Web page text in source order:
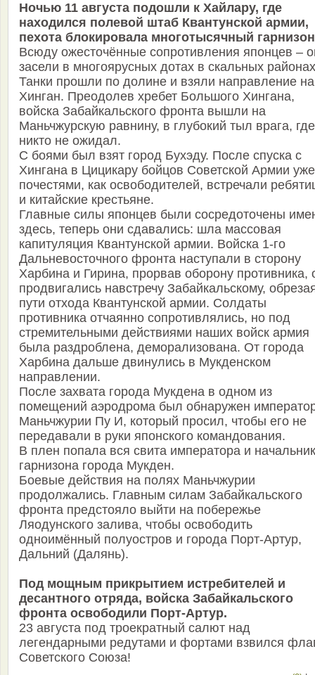
Ночью 11 августа подошли к Хайлару, где
находился полевой штаб Квантунской армии,
пехота блокировала многотысячный
Всюду ожесточённые сопротивления японцев –
засели в многоярусных дотах в скальных
Танки прошли по долине и взяли направление на
Хинган. Преодолев хребет Большого Хингана,
войска Забайкальского фронта вышли на
Маньчжурскую равнину, в глубокий тыл врага,
никто не ожидал.
С боями был взят город Бухэду. После спуска с
Хингана в Цицикару бойцов Советской Армии
почестями, как освободителей, встречали
и китайские крестьяне.
Главные силы японцев были сосредоточены
здесь, теперь они сдавались: шла массовая
капитуляция Квантунской армии. Войска 1-го
Дальневосточного фронта наступали в сторону
Харбина и Гирина, прорвав оборону противника,
продвигались навстречу Забайкальскому,
пути отхода Квантунской армии. Солдаты
противника отчаянно сопротивлялись, но под
стремительными действиями наших войск армия
была раздроблена, деморализована. От города
Харбина дальше двинулись в Мукденском
направлении.
После захвата города Мукдена в одном из
помещений аэродрома был обнаружен
Маньчжурии Пу И, который просил, чтобы его не
передавали в руки японского командования.
В плен попала вся свита императора и
гарнизона города Мукден.
Боевые действия на полях Маньчжурии
продолжались. Главным силам Забайкальского
фронта предстояло выйти на побережье
Ляодунского залива, чтобы освободить
одноимённый полуостров и города Порт-Артур,
Дальний (Далянь).
Под мощным прикрытием истребителей и
десантного отряда, войска Забайкальского
фронта освободили Порт-Артур.
23 августа под троекратный салют над
легендарными редутами и фортами взвился
Советского Союза!